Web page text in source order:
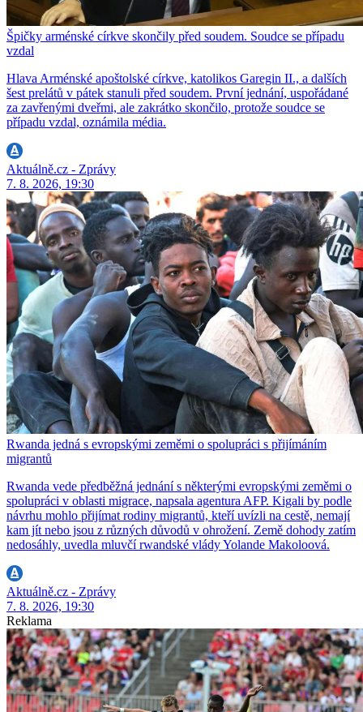
Špičky arménské církve skončily před soudem. Soudce se případu
vzdal
Hlava Arménské apoštolské církve, katolikos Garegin II., a dalších
šest prelátů v pátek stanuli před soudem. První jednání, uspořádané
za zavřenými dveřmi, ale zakrátko skončilo, protože soudce se
případu vzdal, oznámila média.
Aktuálně.cz - Zprávy
7. 8. 2026, 19:30
Rwanda jedná s evropskými zeměmi o spolupráci s přijímáním
migrantů
Rwanda vede předběžná jednání s některými evropskými zeměmi o
spolupráci v oblasti migrace, napsala agentura AFP. Kigali by podle
návrhu mohlo přijímat rodiny migrantů, kteří uvízli na cestě, nemají
kam jít nebo jsou z různých důvodů v ohrožení. Země dohody zatím
nedosáhly, uvedla mluvčí rwandské vlády Yolande Makoloová.
Aktuálně.cz - Zprávy
7. 8. 2026, 19:30
Reklama